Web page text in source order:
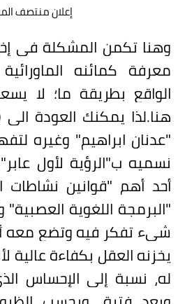
إعلان منتصف
وهنا تكمن المشكلة في
معرفة كمائنه
الواقع بطريقة ما؛ لا
هنا.لذا يمكنك العودة الى
"عدنان ابراهيم" وغيره
نسميه ب"الرؤية لأول
أحد أهم "قوانين نشاطات
"البرمجة اللغوية
شيء تفكر فيه وتضع
يخزنه العقل بكفاءة عالية
له، نسبة إلى الإحساس